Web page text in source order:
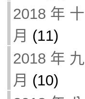
2018 年 十
月 (11)
2018 年 九
月 (10)